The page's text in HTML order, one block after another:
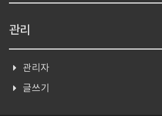
관리
관리자
글쓰기